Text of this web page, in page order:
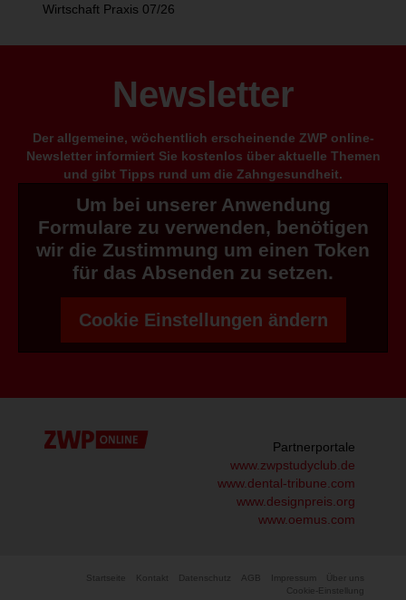
Wirtschaft Praxis 07/26
Newsletter
Der allgemeine, wöchentlich erscheinende ZWP online-
Newsletter informiert Sie kostenlos über aktuelle Themen
und gibt Tipps rund um die Zahngesundheit.
Um bei unserer Anwendung
Formulare zu verwenden, benötigen
wir die Zustimmung um einen Token
für das Absenden zu setzen.
Cookie Einstellungen ändern
Partnerportale
www.zwpstudyclub.de
www.dental-tribune.com
www.designpreis.org
www.oemus.com
Startseite Kontakt Datenschutz AGB Impressum
Über uns
Cookie-Einstellung